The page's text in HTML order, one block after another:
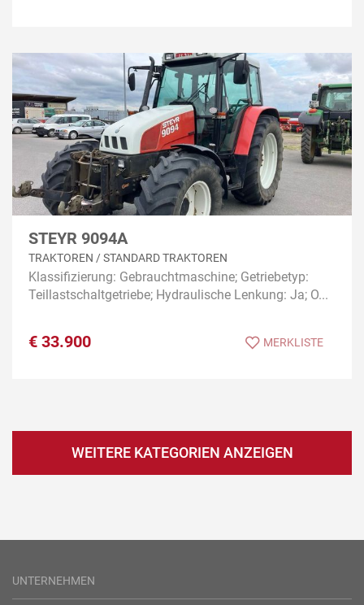
STEYR 9094A
TRAKTOREN / STANDARD TRAKTOREN
Klassifizierung: Gebrauchtmaschine; Getriebetyp:
Teillastschaltgetriebe; Hydraulische Lenkung: Ja; O...
€ 33.900 MERKLISTE
WEITERE KATEGORIEN ANZEIGEN
UNTERNEHMEN